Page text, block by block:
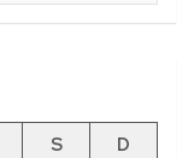
S
D